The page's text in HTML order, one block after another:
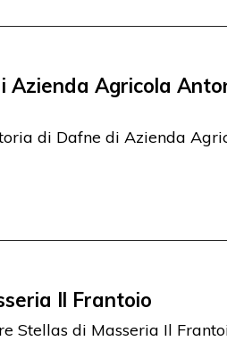
Azienda Agricola
di Dafne di Azienda
Il Frantoio
Stellas di Masseria Il